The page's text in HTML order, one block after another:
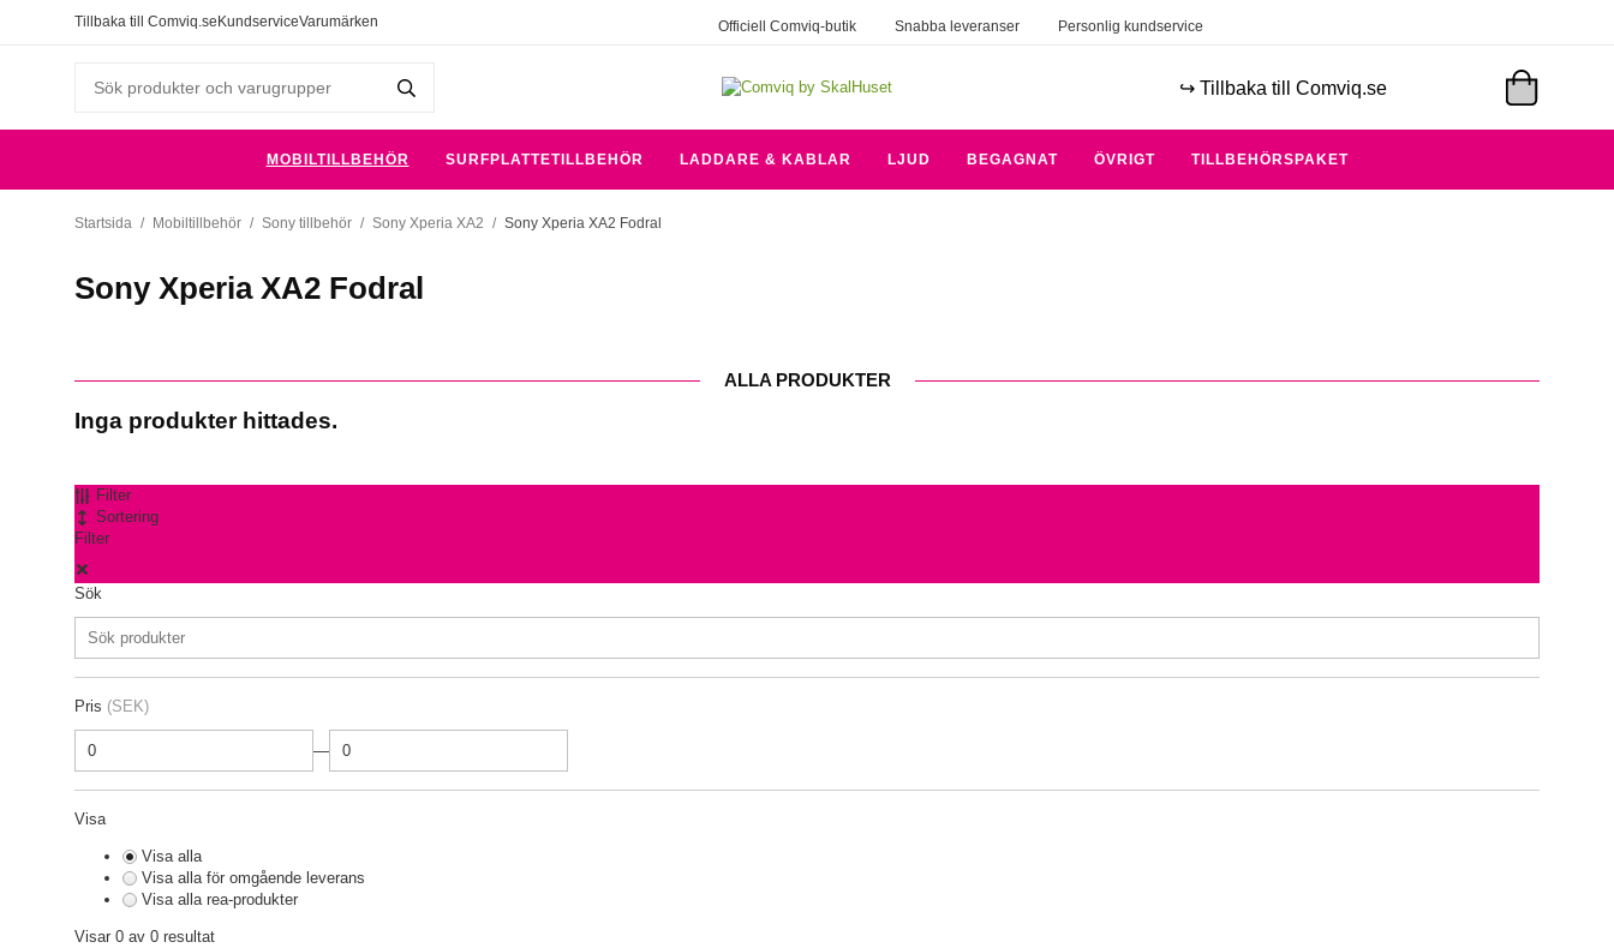
Tillbaka till Comviq.se KundserviceVarumärken Officiell Comviq-butik Snabba leveranser Personlig kundservice
↪️ Tillbaka till Comviq.se
MOBILTILLBEHÖR SURFPLATTETILLBEHÖR LADDARE & KABLAR LJUD BEGAGNAT ÖVRIGT TILLBEHÖRSPAKET
Startsida / Mobiltillbehör / Sony tillbehör / Sony Xperia XA2 / Sony Xperia XA2 Fodral
Sony Xperia XA2 Fodral
ALLA PRODUKTER
Inga produkter hittades.
Filter
Sortering
Filter
Sök
Pris (SEK)
—
Visa
Visa alla
Visa alla för omgående leverans
Visa alla rea-produkter
Visar 0 av 0 resultat